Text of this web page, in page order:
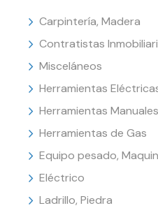
Carpintería, Madera
Contratistas
Misceláneos
Herramientas
Herramientas Manuales
Herramientas de Gas
Equipo pesado,
Eléctrico
Ladrillo, Piedra